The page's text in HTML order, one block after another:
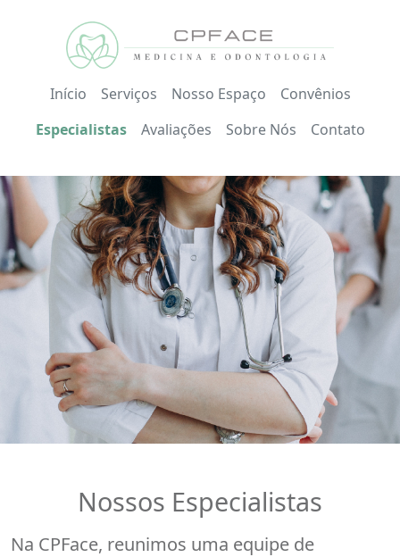
Início Serviços Nosso Espaço
Convênios
Especialistas
Avaliações Sobre Nós Contato
Nossos Especialistas
Na CPFace, reunimos uma equipe de